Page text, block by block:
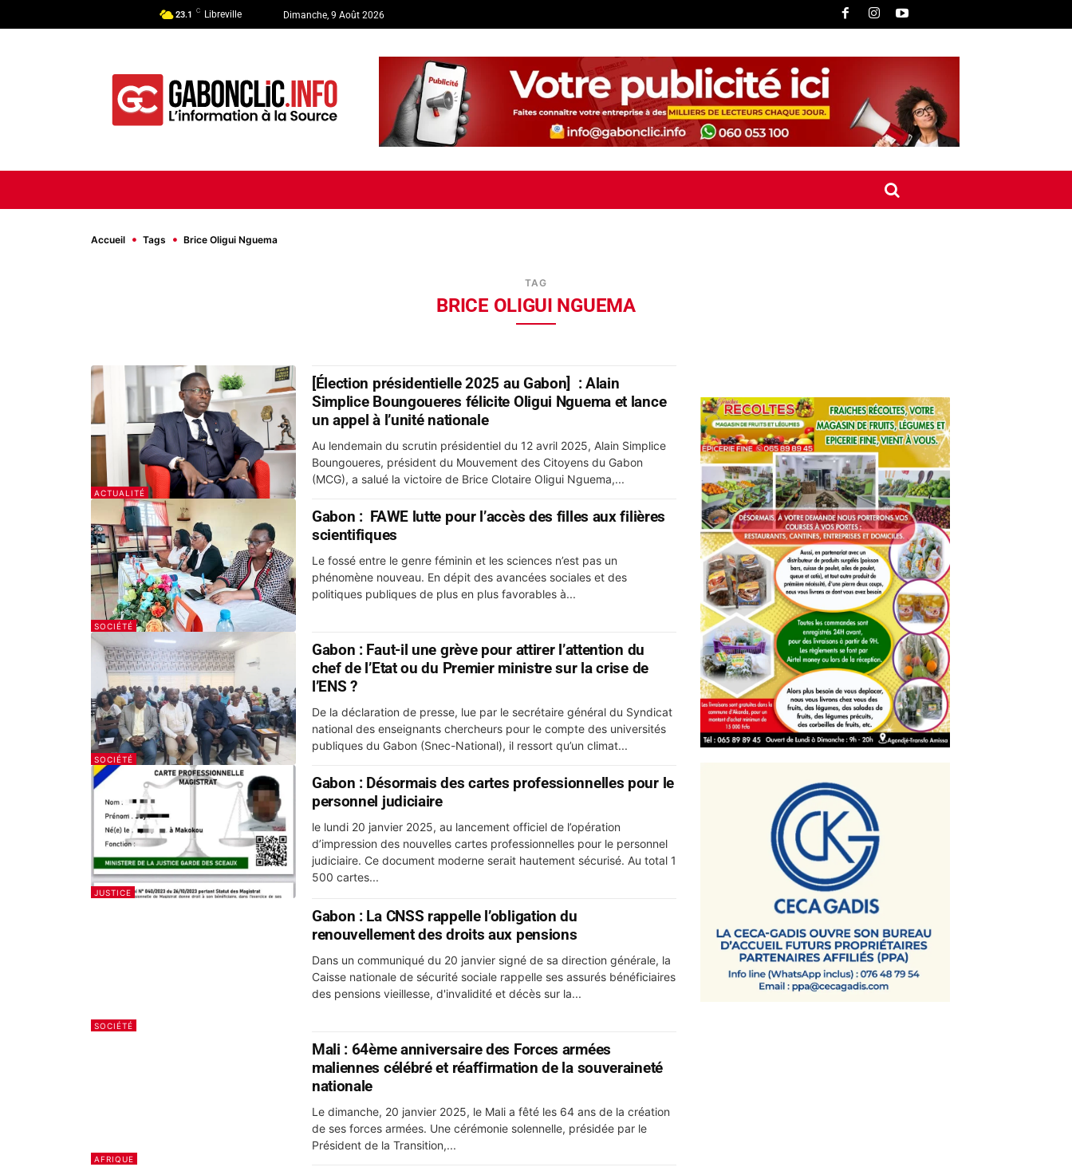
23.1 C Libreville Dimanche, 9 Août 2026
CONTACT
Accueil Tags Brice Oligui Nguema
TAG
BRICE OLIGUI NGUEMA
ACTUALITÉ
[Élection présidentielle 2025 au Gabon] : Alain
Simplice Boungoueres félicite Oligui Nguema et lance
un appel à l’unité nationale
Au lendemain du scrutin présidentiel du 12 avril 2025, Alain Simplice
Boungoueres, président du Mouvement des Citoyens du Gabon
(MCG), a salué la victoire de Brice Clotaire Oligui Nguema,...
SOCIÉTÉ
Gabon : FAWE lutte pour l’accès des filles aux filières
scientifiques
Le fossé entre le genre féminin et les sciences n’est pas un
phénomène nouveau. En dépit des avancées sociales et des
politiques publiques de plus en plus favorables à...
SOCIÉTÉ
Gabon : Faut-il une grève pour attirer l’attention du
chef de l’Etat ou du Premier ministre sur la crise de
l’ENS ?
De la déclaration de presse, lue par le secrétaire général du Syndicat
national des enseignants chercheurs pour le compte des universités
publiques du Gabon (Snec-National), il ressort qu’un climat...
JUSTICE
Gabon : Désormais des cartes professionnelles pour le
personnel judiciaire
le lundi 20 janvier 2025, au lancement officiel de l’opération
d’impression des nouvelles cartes professionnelles pour le personnel
judiciaire. Ce document moderne serait hautement sécurisé. Au total 1
500 cartes...
SOCIÉTÉ
Gabon : La CNSS rappelle l’obligation du
renouvellement des droits aux pensions
Dans un communiqué du 20 janvier signé de sa direction générale, la
Caisse nationale de sécurité sociale rappelle ses assurés bénéficiaires
des pensions vieillesse, d'invalidité et décès sur la...
AFRIQUE
Mali : 64ème anniversaire des Forces armées
maliennes célébré et réaffirmation de la souveraineté
nationale
Le dimanche, 20 janvier 2025, le Mali a fêté les 64 ans de la création
de ses forces armées. Une cérémonie solennelle, présidée par le
Président de la Transition,...